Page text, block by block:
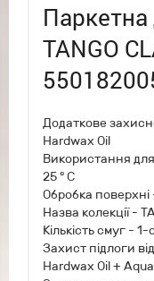
TANGO
Додаткове
Hardwax Oil
Використання
25 ° С
Обробка поверхні
Назва колекції -
Кількість смуг -
Захист підлоги
Hardwax Oil +